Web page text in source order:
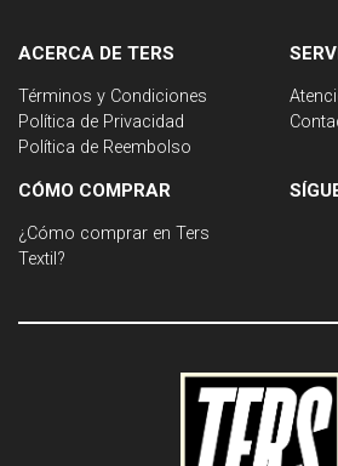
ACERCA DE TERS
Términos y Condiciones
Política de Privacidad
Política de Reembolso
CÓMO COMPRAR
¿Cómo comprar en Ters
Textil?